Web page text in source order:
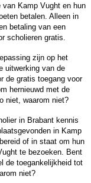
Kamp Vught en hun
betalen. Alleen in
betaling van een
scholieren gratis.
zijn op het
uitwerking van de
de gratis toegang voor
hernieuwd met de
niet, waarom niet?
in Brabant kennis
in Kamp
of in staat om hun
te bezoeken. Bent
de toegankelijkheid tot
niet?